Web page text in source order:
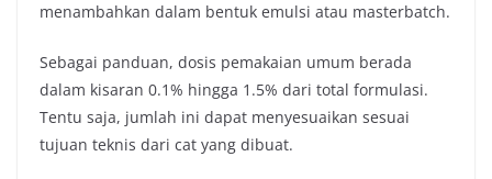
menambahkan dalam bentuk emulsi atau masterbatch.
Sebagai panduan, dosis pemakaian umum berada
dalam kisaran 0.1% hingga 1.5% dari total formulasi.
Tentu saja, jumlah ini dapat menyesuaikan sesuai
tujuan teknis dari cat yang dibuat.